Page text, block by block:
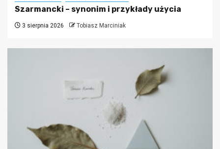
Szarmancki – synonim i przykłady użycia
3 sierpnia 2026 Tobiasz Marciniak